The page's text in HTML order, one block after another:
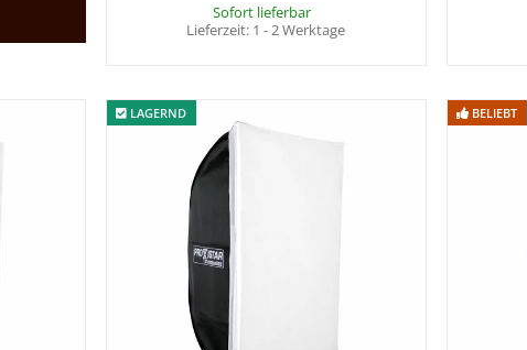
Sofort lieferbar
Lieferzeit: 1 - 2 Werktage
LAGERND
LAGERND BELIEBT
BELIEBT